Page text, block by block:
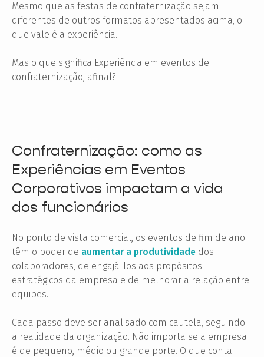
Mesmo que as festas de confraternização sejam
diferentes de outros formatos apresentados acima, o
que vale é a experiência.
Mas o que significa Experiência em eventos de
confraternização, afinal?
Confraternização: como as
Experiências em Eventos
Corporativos impactam a vida
dos funcionários
No ponto de vista comercial, os eventos de fim de ano
têm o poder de aumentar a produtividade dos
colaboradores, de engajá-los aos propósitos
estratégicos da empresa e de melhorar a relação entre
equipes.
Cada passo deve ser analisado com cautela, seguindo
a realidade da organização. Não importa se a empresa
é de pequeno, médio ou grande porte. O que conta